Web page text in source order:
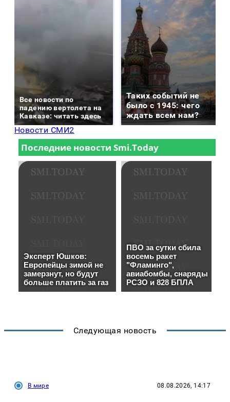
Все новости по
падению вертолета на
Кавказе: читать здесь
Таких событий не
было с 1945: чего
ждать всем нам?
Новости СМИ2
Следующая новость
В мире 08.08.2026, 14:17